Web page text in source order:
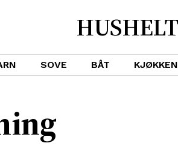
HUSHELT
SOVE BÅT KJØKKEN